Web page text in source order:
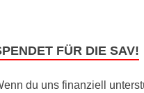
FÜR DIE SAV!
du uns finanziell